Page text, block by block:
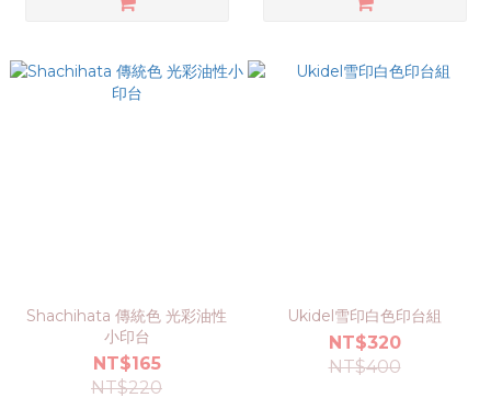
Shachihata 傳統色 光彩油性
小印台
NT$165
NT$220
Ukidel雪印白色印台組
NT$320
NT$400